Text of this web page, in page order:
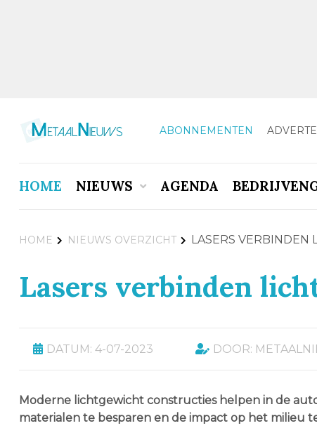
ABONNEMENTEN
HOME NIEUWS AGENDA
HOME NIEUWS OVERZICHT LASERS VERBINDEN
Lasers verbinden
DATUM: 4-07-2023 DOOR:
Moderne lichtgewicht constructies helpen in de
materialen te besparen en de impact op het milieu